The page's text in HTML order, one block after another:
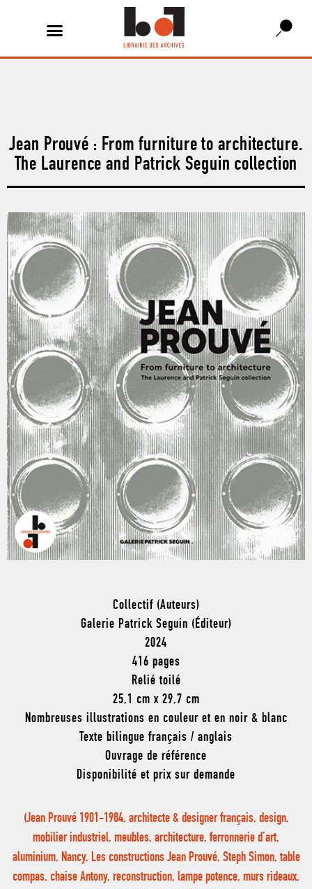
Jean Prouvé : From furniture to architecture.
The Laurence and Patrick Seguin collection
Collectif (Auteurs)
Galerie Patrick Seguin (Éditeur)
2024
416 pages
Relié toilé
25,1 cm x 29,7 cm
Nombreuses illustrations en couleur et en noir & blanc
Texte bilingue français / anglais
Ouvrage de référence
Disponibilité et prix sur demande
(Jean Prouvé 1901-1984, architecte & designer français, design,
mobilier industriel, meubles, architecture, ferronnerie d’art,
aluminium, Nancy, Les constructions Jean Prouvé, Steph Simon, table
compas, chaise Antony, reconstruction, lampe potence, murs rideaux,